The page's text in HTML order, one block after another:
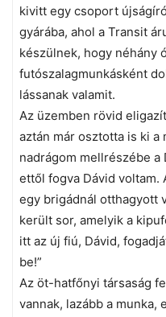
kivitt egy csoport
gyárába, ahol a Transit
készülnek, hogy néhány
futószalagmunkásként
lássanak valamit.
Az üzemben rövid
aztán már osztotta is ki a
nadrágom mellrészébe
ettől fogva Dávid voltam.
egy brigádnál otthagyott
került sor, amelyik a
itt az új fiú, Dávid,
be!”
Az öt-hatfőnyi társaság
vannak, lazább a munka,